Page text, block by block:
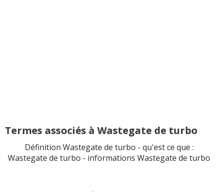
Termes associés à Wastegate de turbo
Définition Wastegate de turbo - qu'est ce que :
Wastegate de turbo - informations Wastegate de turbo